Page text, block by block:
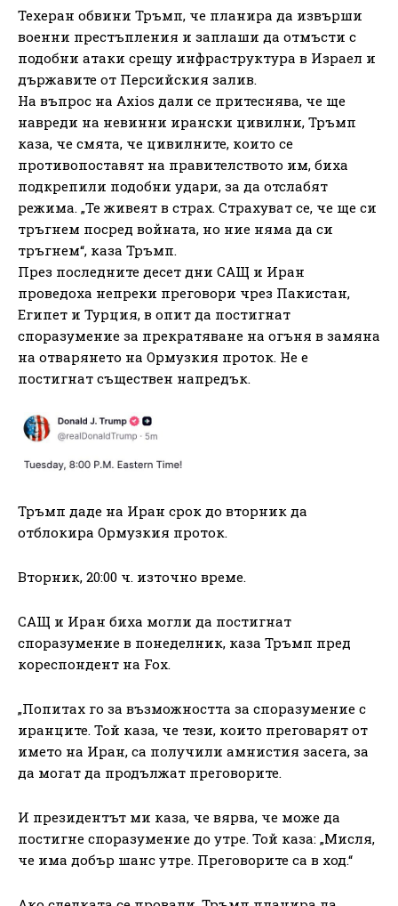
Техеран обвини Тръмп, че планира да извърши
военни престъпления и заплаши да отмъсти с
подобни атаки срещу инфраструктура в Израел и
държавите от Персийския залив.
На въпрос на Axios дали се притеснява, че ще
навреди на невинни ирански цивилни, Тръмп
каза, че смята, че цивилните, които се
противопоставят на правителството им, биха
подкрепили подобни удари, за да отслабят
режима. „Те живеят в страх. Страхуват се, че ще си
тръгнем посред войната, но ние няма да си
тръгнем“, каза Тръмп.
През последните десет дни САЩ и Иран
проведоха непреки преговори чрез Пакистан,
Египет и Турция, в опит да постигнат
споразумение за прекратяване на огъня в замяна
на отварянето на Ормузкия проток. Не е
постигнат съществен напредък.
Тръмп даде на Иран срок до вторник да
отблокира Ормузкия проток.
Вторник, 20:00 ч. източно време.
САЩ и Иран биха могли да постигнат
споразумение в понеделник, каза Тръмп пред
кореспондент на Fox.
„Попитах го за възможността за споразумение с
иранците. Той каза, че тези, които преговарят от
името на Иран, са получили амнистия засега, за
да могат да продължат преговорите.
И президентът ми каза, че вярва, че може да
постигне споразумение до утре. Той каза: „Мисля,
че има добър шанс утре. Преговорите са в ход.“